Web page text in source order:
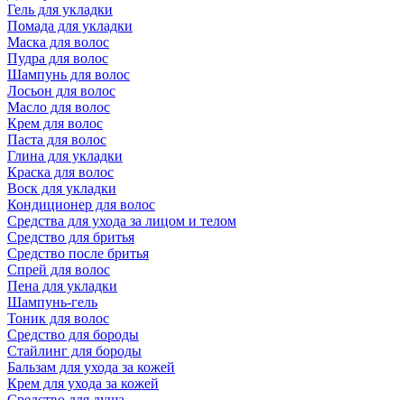
Гель для укладки
Помада для укладки
Маска для волос
Пудра для волос
Шампунь для волос
Лосьон для волос
Масло для волос
Крем для волос
Паста для волос
Глина для укладки
Краска для волос
Воск для укладки
Кондиционер для волос
Средства для ухода за лицом и телом
Средство для бритья
Средство после бритья
Спрей для волос
Пена для укладки
Шампунь-гель
Тоник для волос
Средство для бороды
Стайлинг для бороды
Бальзам для ухода за кожей
Крем для ухода за кожей